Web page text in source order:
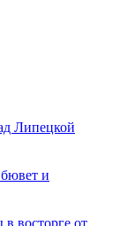
Липецкой
и
восторге от